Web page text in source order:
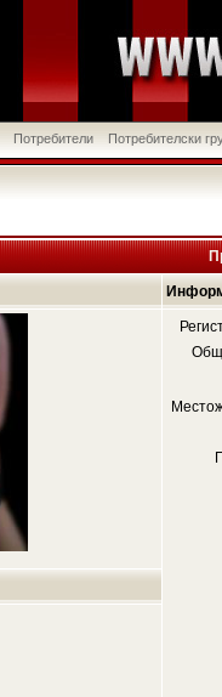
Потребители Потребителски